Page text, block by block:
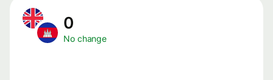
0
No change